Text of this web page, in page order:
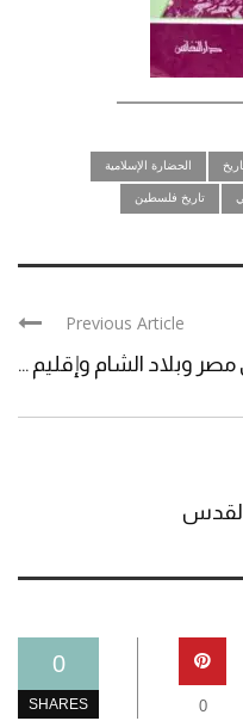
الحضارة الإسلامية
تاريخ فلسطين
Previous Article
مصر وبلاد الشام وإقليم ...
القدس
0
SHARES 0